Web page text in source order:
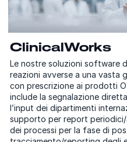
ClinicalWorks
Le nostre soluzioni software
reazioni avverse a una vasta
con prescrizione ai prodotti
include la segnalazione
l’input dei dipartimenti
supporto per report
dei processi per la fase di